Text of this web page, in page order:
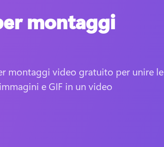
montaggi
montaggi video gratuito per unire le
e GIF in un video